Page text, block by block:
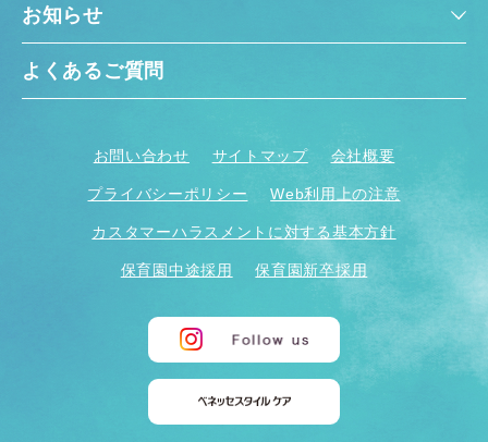
お知らせ
よくあるご質問
お問い合わせ サイトマップ 会社概要
プライバシーポリシー Web利用上の注意
カスタマーハラスメントに対する基本方針
保育園中途採用 保育園新卒採用